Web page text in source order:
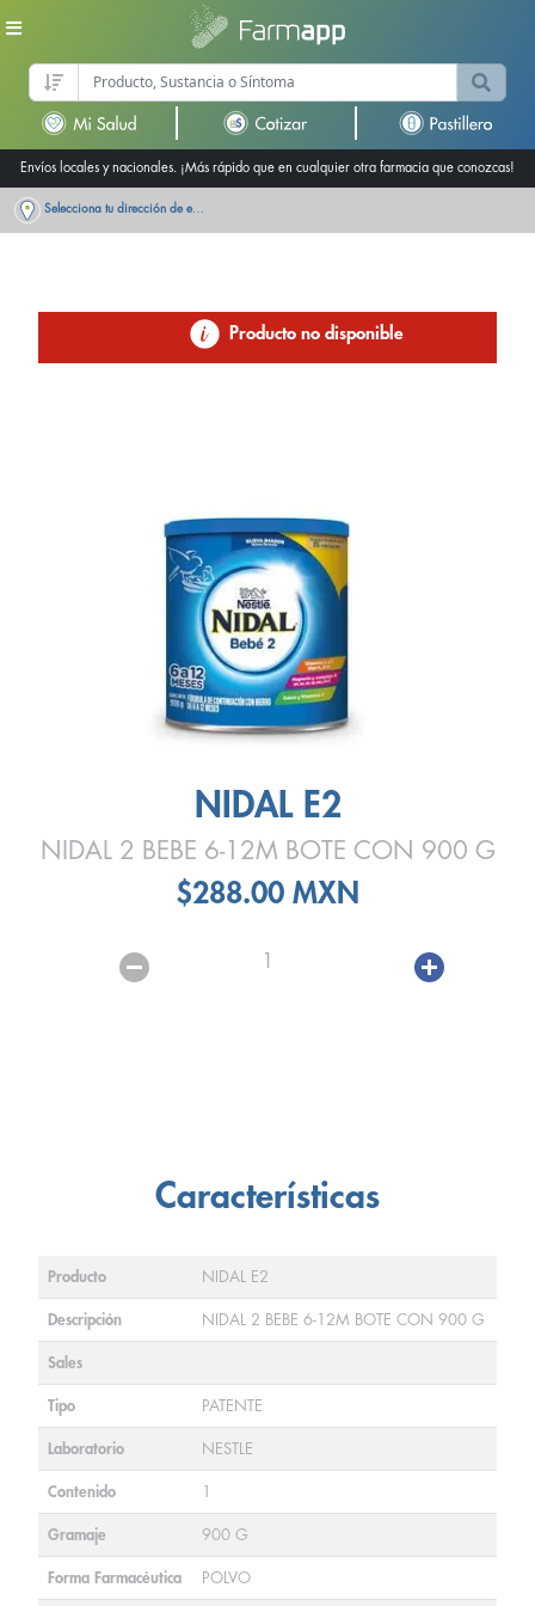
Envíos locales y nacionales. ¡Más rápido que en cualquier otra farmacia que conozcas!
Selecciona tu dirección de entrega
Producto no disponible
NIDAL E2
NIDAL 2 BEBE 6-12M BOTE CON 900 G
$288.00 MXN
1
Características
Producto NIDAL E2
Descripción NIDAL 2 BEBE 6-12M BOTE CON 900 G
Sales
Tipo PATENTE
Laboratorio NESTLE
Contenido 1
Gramaje 900 G
Forma Farmacéutica POLVO